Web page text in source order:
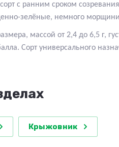
с ранним сроком
зелёные, немного
массой от 2,4 до 6,5 г,
Сорт универсального
Крыжовник